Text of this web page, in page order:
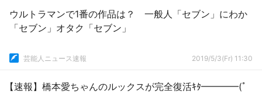
ウルトラマンで1番の作品は？ 一般人「セブン」にわか
「セブン」オタク「セブン」
芸能人ニュース速報 2019/5/3(Fr) 11:30
【速報】橋本愛ちゃんのルックスが完全復活ｷﾀ━━━━(ﾟ